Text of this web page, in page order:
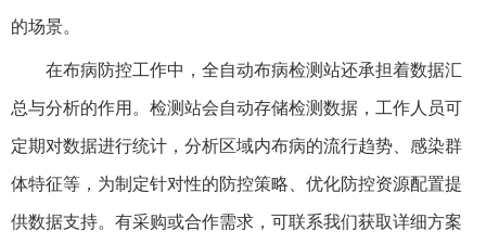
的场景。
在布病防控工作中，全自动布病检测站还承担着数据汇
总与分析的作用。检测站会自动存储检测数据，工作人员可
定期对数据进行统计，分析区域内布病的流行趋势、感染群
体特征等，为制定针对性的防控策略、优化防控资源配置提
供数据支持。 有采购或合作需求，可联系我们获取详细方案